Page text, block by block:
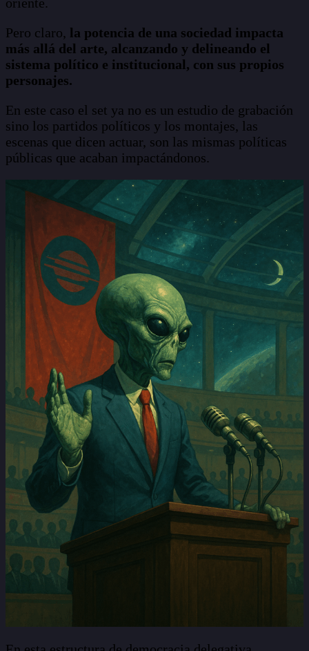
Pero claro, la potencia de una sociedad impacta
más allá del arte, alcanzando y delineando el
sistema político e institucional, con sus propios
personajes.
En este caso el set ya no es un estudio de grabación
sino los partidos políticos y los montajes, las
escenas que dicen actuar, son las mismas políticas
públicas que acaban impactándonos.